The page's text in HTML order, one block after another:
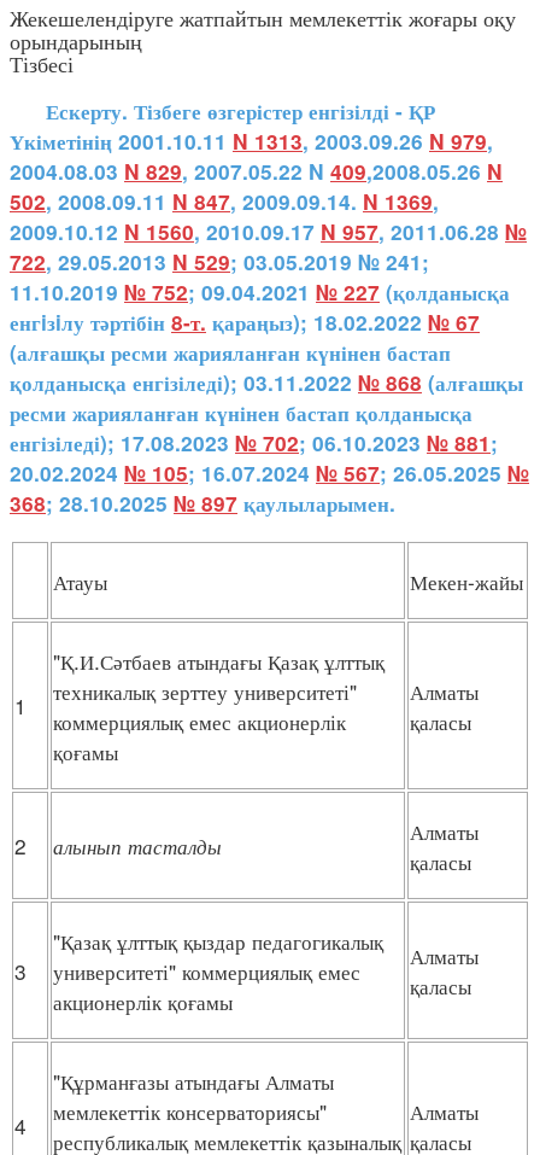
Жекешелендіруге жатпайтын мемлекеттік жоғары оқу
орындарының
Тізбесі
Ескерту. Тізбеге өзгерістер енгізілді - ҚР
Үкіметінің 2001.10.11 N 1313, 2003.09.26 N 979,
2004.08.03 N 829, 2007.05.22 N 409,2008.05.26 N
502, 2008.09.11 N 847, 2009.09.14. N 1369,
2009.10.12 N 1560, 2010.09.17 N 957, 2011.06.28 №
722, 29.05.2013 N 529; 03.05.2019 № 241;
11.10.2019 № 752; 09.04.2021 № 227 (қолданысқа
енгiзiлу тәртібін 8-т. қараңыз); 18.02.2022 № 67
(алғашқы ресми жарияланған күнінен бастап
қолданысқа енгізіледі); 03.11.2022 № 868 (алғашқы
ресми жарияланған күнінен бастап қолданысқа
енгізіледі); 17.08.2023 № 702; 06.10.2023 № 881;
20.02.2024 № 105; 16.07.2024 № 567; 26.05.2025 №
368; 28.10.2025 № 897 қаулыларымен.
Атауы Мекен-жайы
1
"Қ.И.Сәтбаев атындағы Қазақ ұлттық
техникалық зерттеу университеті"
коммерциялық емес акционерлік
қоғамы
Алматы
қаласы
2 алынып тасталды
Алматы
қаласы
3
"Қазақ ұлттық қыздар педагогикалық
университеті" коммерциялық емес
акционерлік қоғамы
Алматы
қаласы
4
"Құрманғазы атындағы Алматы
мемлекеттік консерваториясы"
республикалық мемлекеттік қазыналық
Алматы
қаласы